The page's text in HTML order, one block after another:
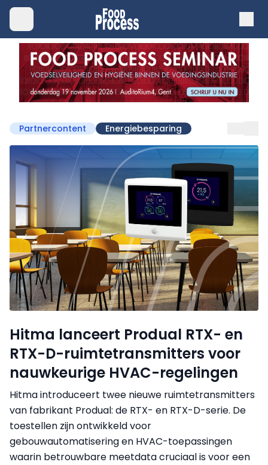
Partnercontent Energiebesparing
Hitma lanceert Produal RTX- en
RTX-D-ruimtetransmitters voor
nauwkeurige HVAC-regelingen
Hitma introduceert twee nieuwe ruimtetransmitters
van fabrikant Produal: de RTX- en RTX-D-serie. De
toestellen zijn ontwikkeld voor
gebouwautomatisering en HVAC-toepassingen
waarin betrouwbare meetdata cruciaal is voor een